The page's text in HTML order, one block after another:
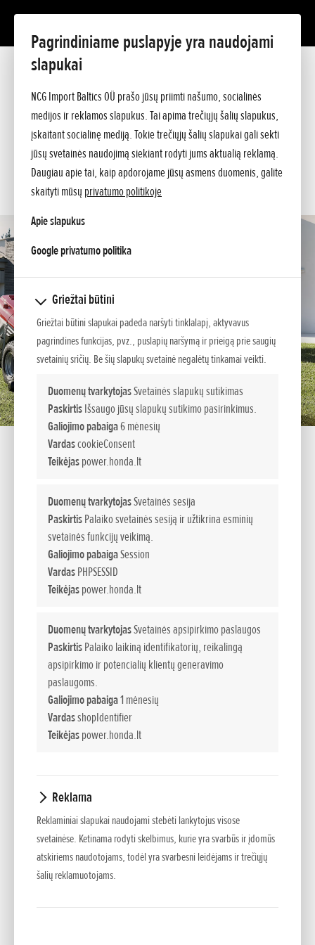
Pagrindiniame puslapyje yra naudojami
slapukai
NCG Import Baltics OÜ prašo jūsų priimti našumo, socialinės
medijos ir reklamos slapukus. Tai apima trečiųjų šalių slapukus,
įskaitant socialinę mediją. Tokie trečiųjų šalių slapukai gali sekti
jūsų svetainės naudojimą siekiant rodyti jums aktualią reklamą.
Daugiau apie tai, kaip apdorojame jūsų asmens duomenis, galite
skaityti mūsų privatumo politikoje
Apie slapukus
Google privatumo politikaopens in a new tab
Griežtai būtini
Griežtai būtini slapukai padeda naršyti tinklalapį, aktyvavus
pagrindines funkcijas, pvz., puslapių naršymą ir prieigą prie saugių
svetainių sričių. Be šių slapukų svetainė negalėtų tinkamai veikti.
Duomenų tvarkytojasSvetainės slapukų sutikimas
PaskirtisIšsaugo jūsų slapukų sutikimo pasirinkimus.
Galiojimo pabaiga6 mėnesių
VardascookieConsent
Teikėjaspower.honda.lt
Duomenų tvarkytojasSvetainės sesija
PaskirtisPalaiko svetainės sesiją ir užtikrina esminių
svetainės funkcijų veikimą.
Galiojimo pabaigaSession
VardasPHPSESSID
Teikėjaspower.honda.lt
Duomenų tvarkytojasSvetainės apsipirkimo paslaugos
PaskirtisPalaiko laikiną identifikatorių, reikalingą
apsipirkimo ir potencialių klientų generavimo
paslaugoms.
Galiojimo pabaiga1 mėnesių
VardasshopIdentifier
Teikėjaspower.honda.lt
Reklama
Reklaminiai slapukai naudojami stebėti lankytojus visose
svetainėse. Ketinama rodyti skelbimus, kurie yra svarbūs ir įdomūs
atskiriems naudotojams, todėl yra svarbesni leidėjams ir trečiųjų
šalių reklamuotojams.
HF 2417 HT
Prezentacija
Kainos
Pagalba perkant
Klauskite papildomos informacijos
PASIŪLYMAS
SERVISAS
KONTAKTAI
HF 2417 K5 HT
Aukščiausios klasės vejos traktoriai
Idealiai tinka didelių vejų, parkų bei sporto aikštynų
priežiūrai.
vejos būklės būtų pasiekiamos geriausios pjovimo ir
surinkimo savybės – surenkama visa nupjauta žolė ir
nepaliekama nenupjautų ruožų. Šie vejos traktoriai yra
varomi „Honda“ variklių, todėl jie visuomet užsives ir
susidoros su bet kokiu vejos tipu neužgesdami ir
neužsikimšdami. Su „Honda“ vejos traktoriumi galite rinktis
iš trijų vejos priežiūros būdų: žolės ir lapų surinkimo, žolės
Sinchroniškas geležčių veikimas
Abiejų geležčių pjaunamas plotas šiek tiek persidengia, taip
žolė nupjaunama tiksliau bei išvengiama nenupjautų plotų
posūkiuose.
„Optiflow“
Po pjovimo agregatu esanti ventiliatoriaus varoma sistema